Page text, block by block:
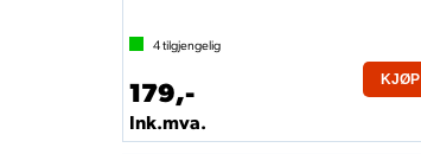
4tilgjengelig
179,-
Ink.mva.
KJØP